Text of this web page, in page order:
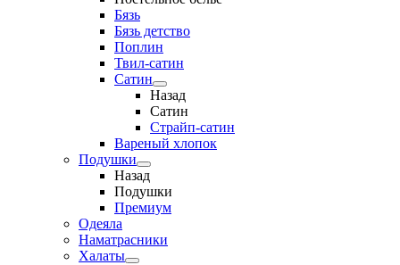
Бязь
Бязь детство
Поплин
Твил-сатин
Сатин
Назад
Сатин
Страйп-сатин
Вареный хлопок
Подушки
Назад
Подушки
Премиум
Одеяла
Наматрасники
Халаты